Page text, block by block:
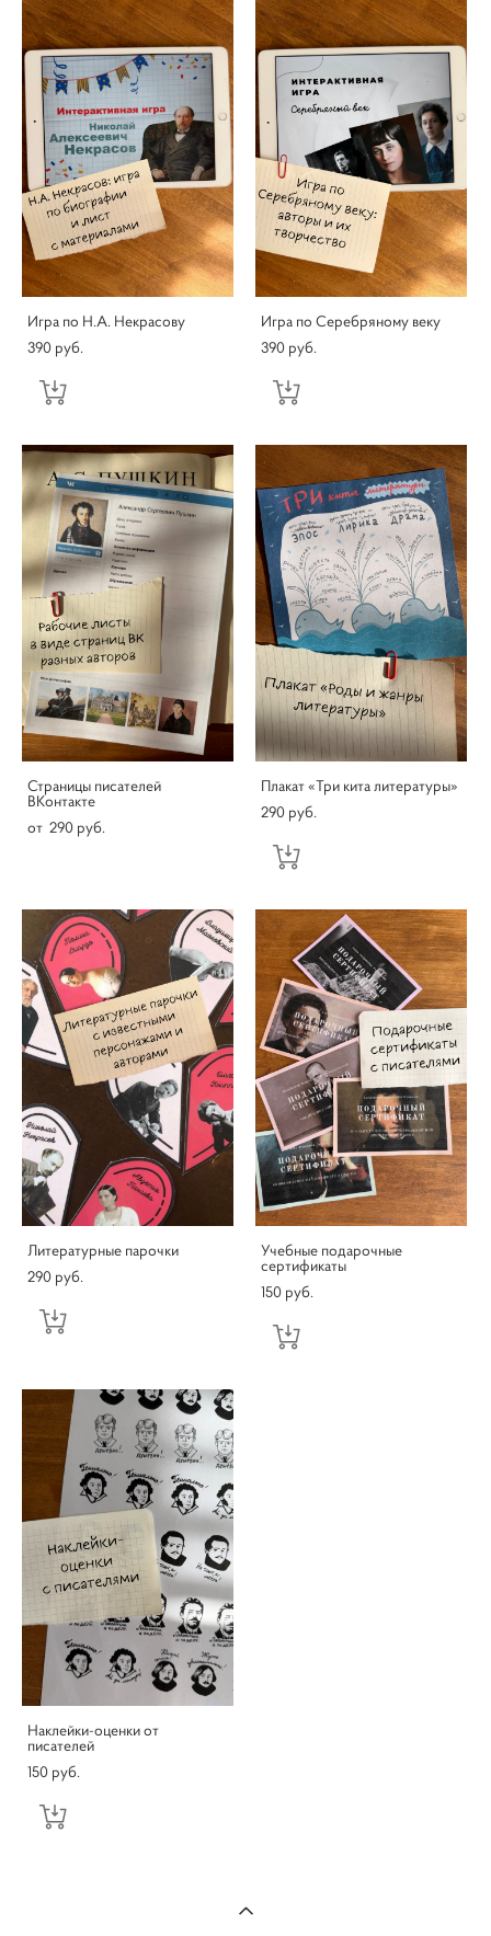
Игра по Н.А. Некрасову
390 pуб.
Игра по Серебряному веку
390 pуб.
Страницы писателей
ВКонтакте
от 290 pуб.
Плакат «Три кита литературы»
290 pуб.
Литературные парочки
290 pуб.
Учебные подарочные
сертификаты
150 pуб.
Наклейки-оценки от
писателей
150 pуб.